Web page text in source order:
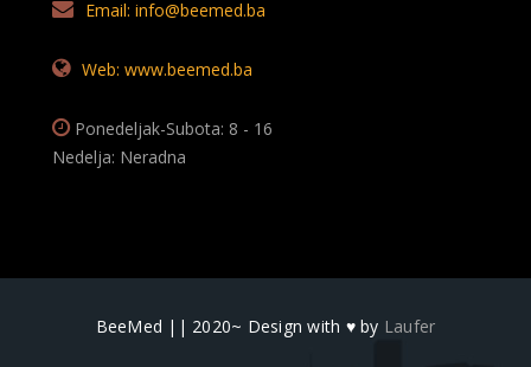
Email: info@beemed.ba
Web: www.beemed.ba
Ponedeljak-Subota: 8 - 16
Nedelja: Neradna
BeeMed || 2020~ Design with ♥ by Laufer